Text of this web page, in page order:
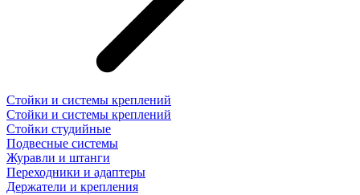
Стойки и системы креплений
Стойки и системы креплений
Стойки студийные
Подвесные системы
Журавли и штанги
Переходники и адаптеры
Держатели и крепления